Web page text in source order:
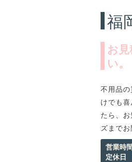
福
お
い。
不用品
けでも
たら、
ズまでお
営業時
定休日